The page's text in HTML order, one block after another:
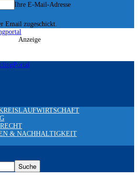
Ihre E-Mail-Adresse
Email zugeschickt.
Anzeige
& NACHHALTIGKEIT